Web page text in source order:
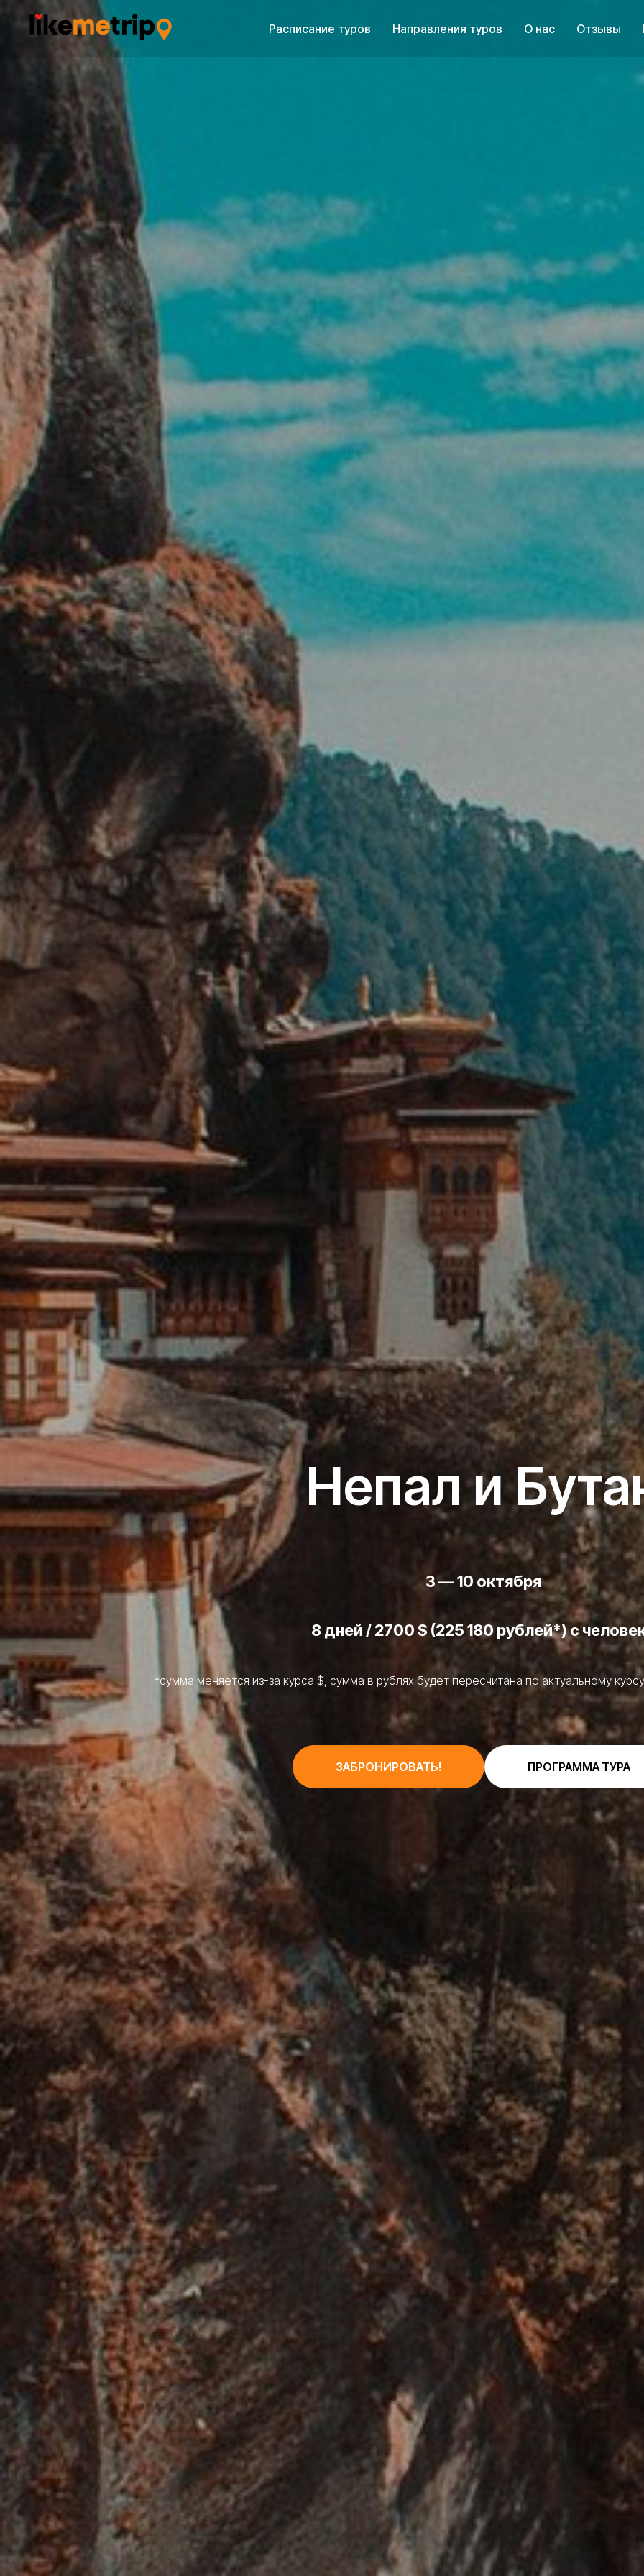
Расписание туров Направления туров О нас Отзывы
Непал и
3 — 10 октября
8 дней / 2700 $ (225 180 рублей*) с
*сумма меняется из-за курса $, сумма в рублях будет пересчитана по актуальному
ЗАБРОНИРОВАТЬ! ПРОГРАММА ТУРА